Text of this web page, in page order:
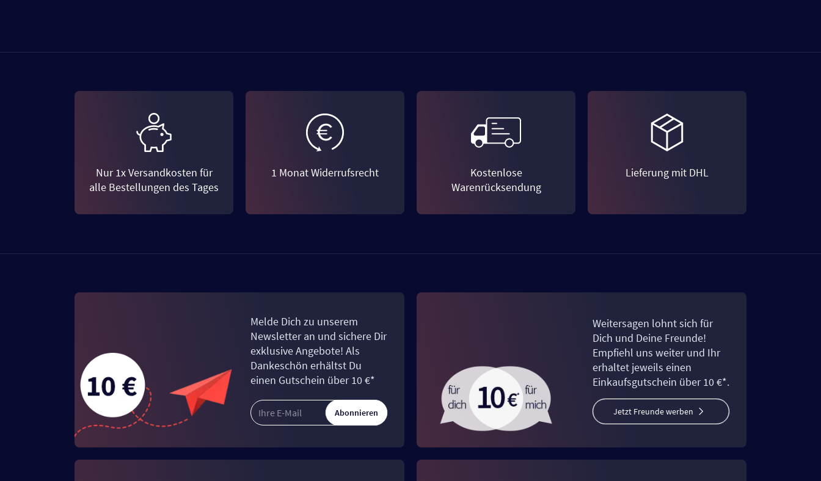
Nur 1x Versandkosten für
alle Bestellungen des Tages
1 Monat Widerrufsrecht
Kostenlose
Warenrücksendung
Lieferung mit DHL
Melde Dich zu unserem
Newsletter an und sichere Dir
exklusive Angebote! Als
Dankeschön erhältst Du
einen Gutschein über 10 €*
Abonnieren
Weitersagen lohnt sich für
Dich und Deine Freunde!
Empfiehl uns weiter und Ihr
erhaltet jeweils einen
Einkaufsgutschein über 10 €*.
Jetzt Freunde werben